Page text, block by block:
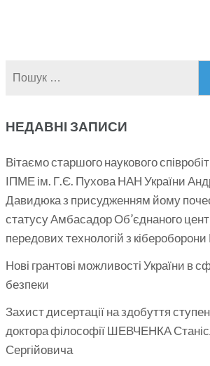
НЕДАВНІ ЗАПИСИ
Вітаємо старшого наукового
ІПМЕ ім. Г.Є. Пухова НАН України
Давидюка з присудженням йому
статусу Амбасадор Об’єднаного
передових технологій з
Нові грантові можливості України в
безпеки
Захист дисертації на здобуття
доктора філософії ШЕВЧЕНКА
Сергійовича